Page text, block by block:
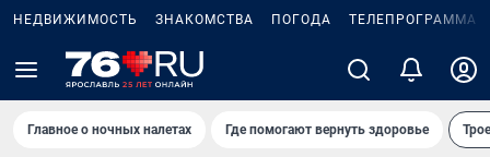
НЕДВИЖИМОСТЬ ЗНАКОМСТВА ПОГОДА ТЕЛЕПРОГРАММА
Главное о ночных налетах Где помогают вернуть здоровье